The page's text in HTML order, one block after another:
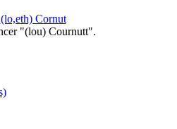
(lo,eth) Cornut
"(lou) Cournutt".